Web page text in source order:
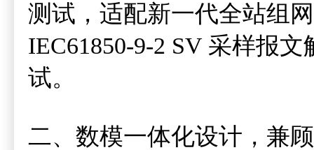
测试，适配新一代全站组
IEC61850-9-2 SV 采样报
试。
二、数模一体化设计，兼